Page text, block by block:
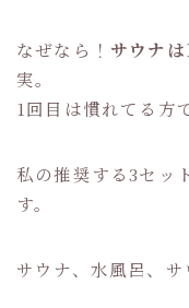
なぜなら！ サウナは
実。
1回目は慣れてる方
私の推奨する3セッ
す。
サウナ、水風呂、